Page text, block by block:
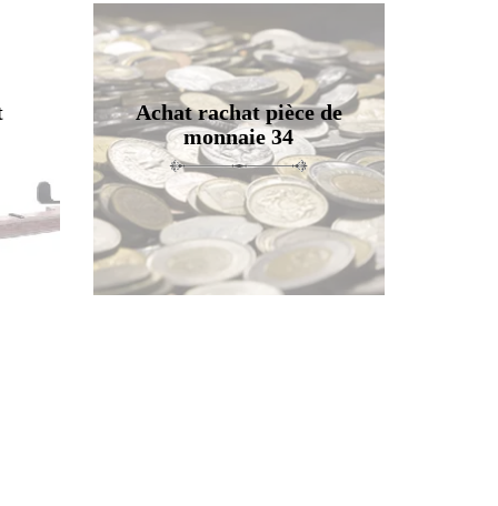
Achat rachat pièce de
monnaie 34